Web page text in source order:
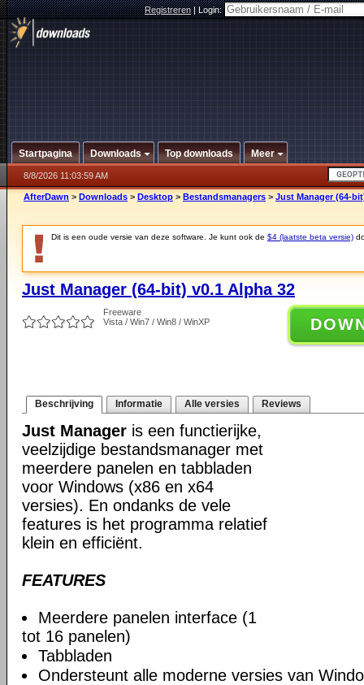
Registreren|Login:
Startpagina Downloads Top downloads Meer
8/8/2026 11:03:59 AM
AfterDawn > Downloads > Desktop > Bestandsmanagers > Just Manager (64-
Dit is een oude versie van deze software. Je kunt ook de $4 (laatste beta versie)
Just Manager (64-bit) v0.1 Alpha 32
Freeware
Vista / Win7 / Win8 / WinXP
Beschrijving Informatie Alle versies Reviews
Just Manager is een functierijke,
veelzijdige bestandsmanager met
meerdere panelen en tabbladen
voor Windows (x86 en x64
versies). En ondanks de vele
features is het programma relatief
klein en efficiënt.
FEATURES
Meerdere panelen interface (1
tot 16 panelen)
Tabbladen
Ondersteunt alle moderne versies van